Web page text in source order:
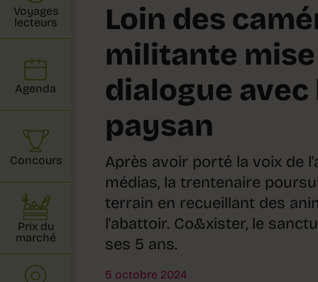
Loin des
militante
dialogue avec
paysan
Après avoir porté la voix de
médias, la trentenaire
terrain en recueillant des
l'abattoir. Co&xister, le
ses 5 ans.
5 octobre 2024
Voyages
lecteurs
Agenda
Concours
Prix du
marché